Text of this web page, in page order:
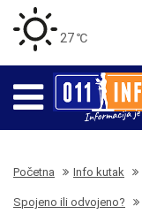
27 ℃
Početna Info kutak
Spojeno ili odvojeno?